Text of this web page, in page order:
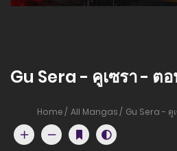
Gu Sera - คูเซรา - ตอ
Home All Mangas Gu Sera - คู